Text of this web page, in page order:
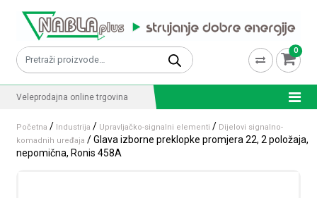
Pretraži: 0
Veleprodajna online trgovina
Početna / Industrija / Upravljačko-signalni elementi / Dijelovi signalno-
komadnih uređaja / Glava izborne preklopke promjera 22, 2 položaja,
nepomična, Ronis 458A